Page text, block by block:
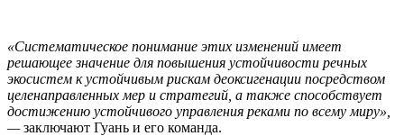
«Систематическое понимание этих изменений имеет
решающее значение для повышения устойчивости речных
экосистем к устойчивым рискам деоксигенации посредством
целенаправленных мер и стратегий, а также способствует
достижению устойчивого управления реками по всему миру»,
—заключают Гуань и его команда.